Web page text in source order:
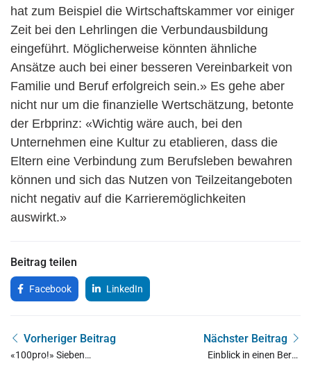
hat zum Beispiel die Wirtschaftskammer vor einiger
Zeit bei den Lehrlingen die Verbundausbildung
eingeführt. Möglicherweise könnten ähnliche
Ansätze auch bei einer besseren Vereinbarkeit von
Familie und Beruf erfolgreich sein.» Es gehe aber
nicht nur um die finanzielle Wertschätzung, betonte
der Erbprinz: «Wichtig wäre auch, bei den
Unternehmen eine Kultur zu etablieren, dass die
Eltern eine Verbindung zum Berufsleben bewahren
können und sich das Nutzen von Teilzeitangeboten
nicht negativ auf die Karrieremöglichkeiten
auswirkt.»
Beitrag teilen
Facebook LinkedIn
Vorheriger Beitrag
«100pro!» Sieben
Nächster Beitrag
Einblick in einen Beruf